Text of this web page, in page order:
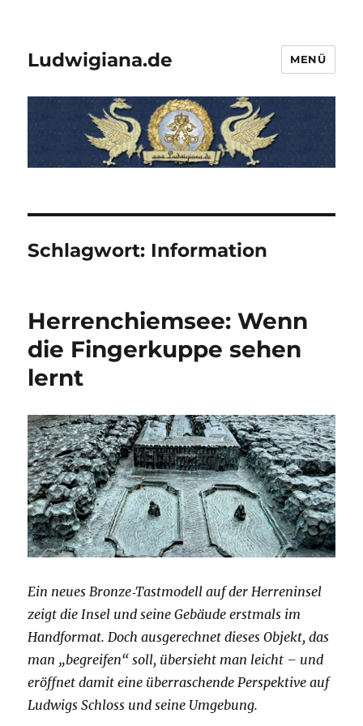
Ludwigiana.de MENÜ
Schlagwort: Information
Herrenchiemsee: Wenn
die Fingerkuppe sehen
lernt
Ein neues Bronze‑Tastmodell auf der Herreninsel
zeigt die Insel und seine Gebäude erstmals im
Handformat. Doch ausgerechnet dieses Objekt, das
man „begreifen“ soll, übersieht man leicht – und
eröffnet damit eine überraschende Perspektive auf
Ludwigs Schloss und seine Umgebung.